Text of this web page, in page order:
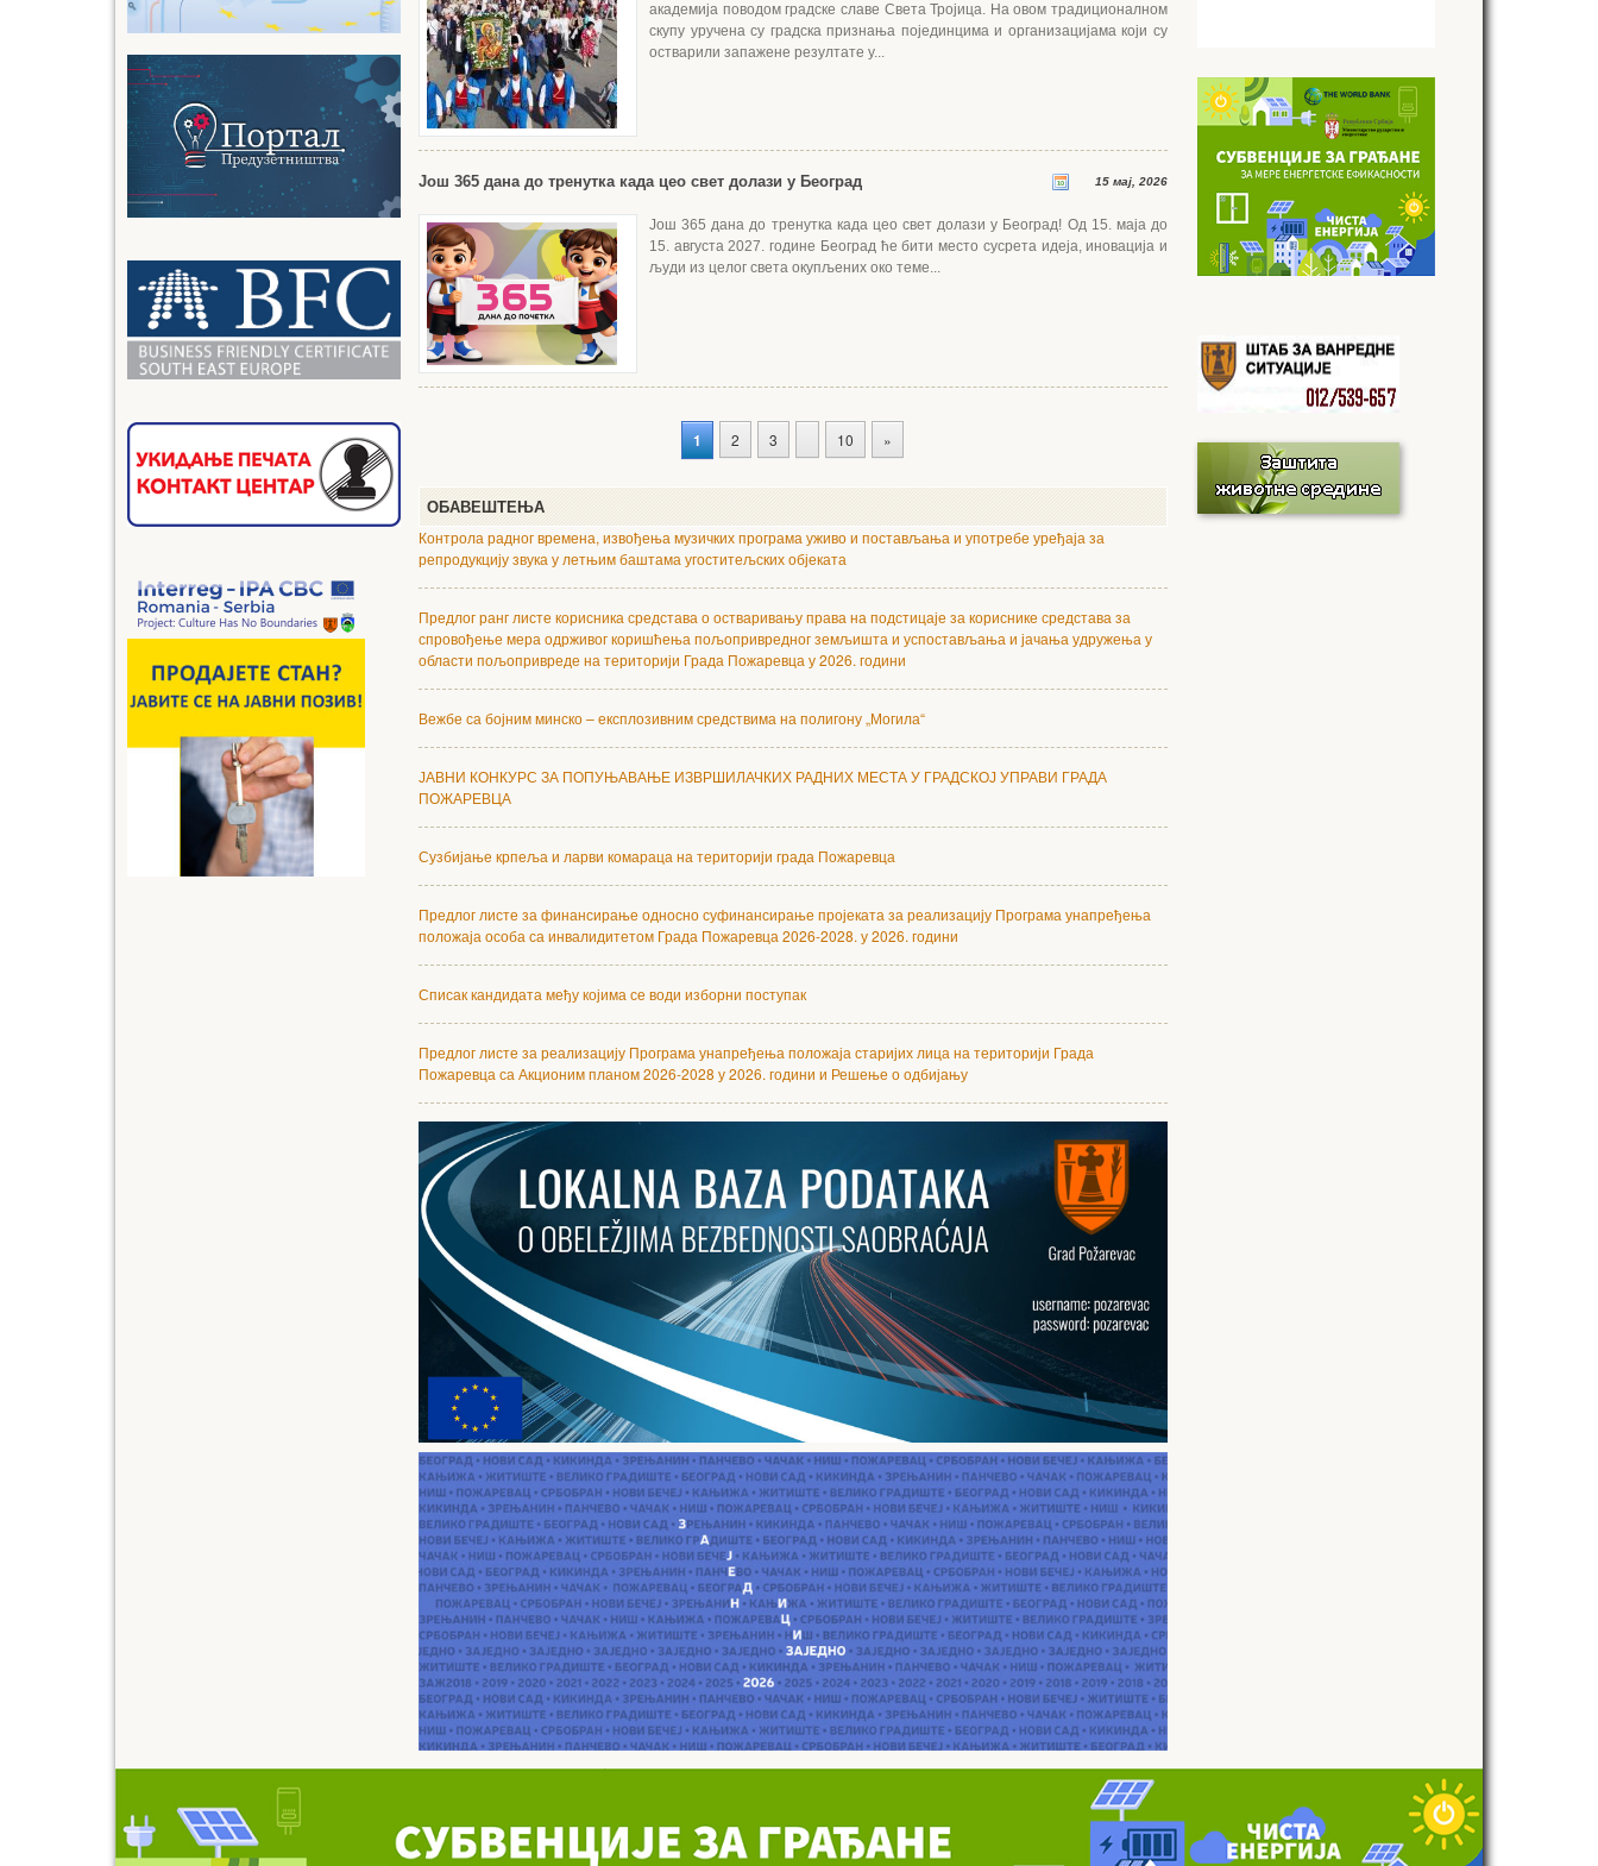
академија поводом градске славе Света Тројица. На овом традиционалном
скупу уручена су градска признања појединцима и организацијама који су
остварили запажене резултате у...
Још 365 дана до тренутка када цео свет долази у Београд 15 мај, 2026
Још 365 дана до тренутка када цео свет долази у Београд! Од 15. маја до
15. августа 2027. године Београд ће бити место сусрета идеја, иновација и
људи из целог света окупљених око теме...
1 2 3 10 »
ОБАВЕШТЕЊА
Контрола радног времена, извођења музичких програма уживо и постављања и употребе уређаја за
репродукцију звука у летњим баштама угоститељских објеката
Предлог ранг листе корисника средстава о остваривању права на подстицаје за кориснике средстава за
спровођење мера одрживог коришћења пољопривредног земљишта и успостављања и јачања удружења у
области пољопривреде на територији Града Пожаревца у 2026. години
Вежбе са бојним минско – експлозивним средствима на полигону „Могила“
ЈАВНИ КОНКУРС ЗА ПОПУЊАВАЊЕ ИЗВРШИЛАЧКИХ РАДНИХ МЕСТА У ГРАДСКОЈ УПРАВИ ГРАДА
ПОЖАРЕВЦА
Сузбијање крпеља и ларви комараца на територији града Пожаревца
Предлог листе за финансирање односно суфинансирање пројеката за реализацију Програма унапређења
положаја особа са инвалидитетом Града Пожаревца 2026-2028. у 2026. години
Списак кандидата међу којима се води изборни поступак
Предлог листе за реализацију Програма унапређења положаја старијих лица на територији Града
Пожаревца са Акционим планом 2026-2028 у 2026. години и Решење о одбијању